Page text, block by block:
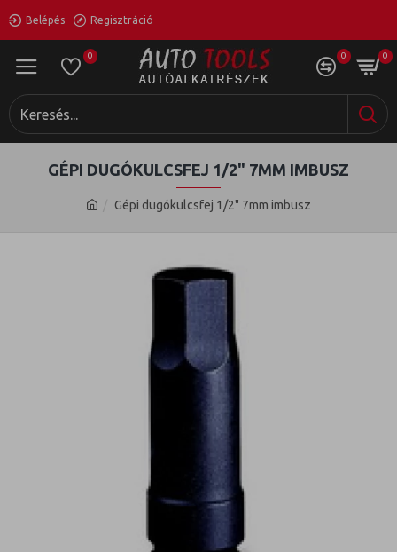
Belépés Regisztráció
0 0 0
Gépi dugókulcsfej 1/2" 7mm imbusz
GÉPI DUGÓKULCSFEJ 1/2" 7MM IMBUSZ